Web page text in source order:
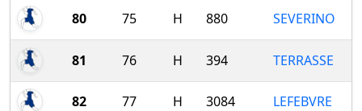
80 75 H 880 SEVERINO
81 76 H 394 TERRASSE
82 77 H 3084 LEFEBVRE